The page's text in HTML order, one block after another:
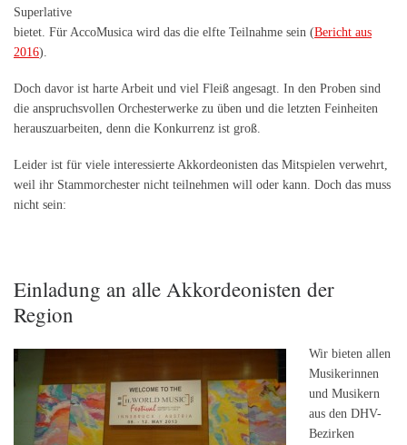
Superlative
bietet. Für AccoMusica wird das die elfte Teilnahme sein (Bericht aus
2016).
Doch davor ist harte Arbeit und viel Fleiß angesagt. In den Proben sind
die anspruchsvollen Orchesterwerke zu üben und die letzten Feinheiten
herauszuarbeiten, denn die Konkurrenz ist groß.
Leider ist für viele interessierte Akkordeonisten das Mitspielen verwehrt,
weil ihr Stammorchester nicht teilnehmen will oder kann. Doch das muss
nicht sein:
Einladung an alle Akkordeonisten der
Region
Wir bieten allen
Musikerinnen
und Musikern
aus den DHV-
Bezirken